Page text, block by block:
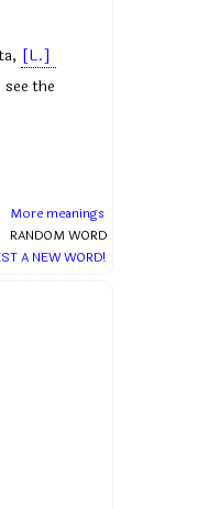
, [L.]
the
More meanings
RANDOM WORD
A NEW WORD!